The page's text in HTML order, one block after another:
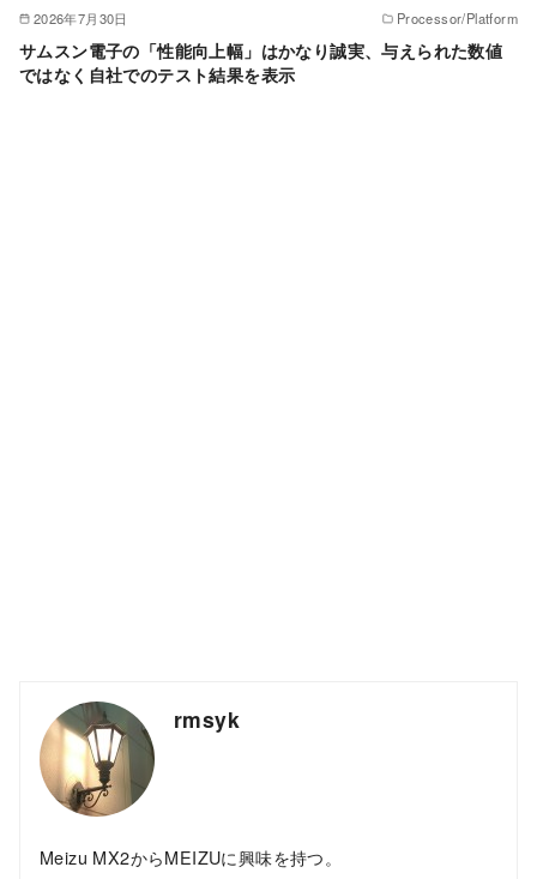
2026年7月30日 Processor/Platform
サムスン電子の「性能向上幅」はかなり誠実、与えられた数値
ではなく自社でのテスト結果を表示
rmsyk
Meizu MX2からMEIZUに興味を持つ。